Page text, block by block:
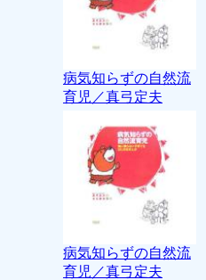
病気知らずの自然流
育児／真弓定夫
病気知らずの自然流
育児／真弓定夫